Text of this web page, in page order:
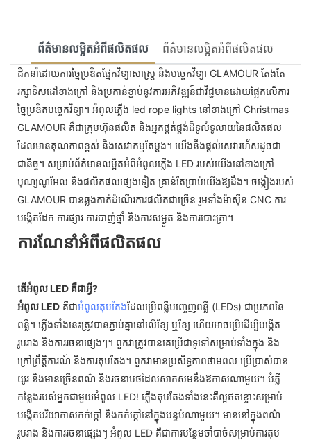
ព័ត៌មានលម្អិតអំពីផលិតផល ព័ត៌មានលម្អិតអំពីផលិតផល
ដឹកនាំដោយការច្នៃប្រឌិតផ្នែកវិទ្យាសាស្ត្រ និងបច្ចេកវិទ្យា GLAMOUR តែងតែ
រក្សាទិសដៅខាងក្រៅ និងប្រកាន់ខ្ជាប់នូវការអភិវឌ្ឍន៍ជាវិជ្ជមានដោយផ្អែកលើការ
ច្នៃប្រឌិតបច្ចេកវិទ្យា។ អំពូលភ្លើង led rope lights នៅខាងក្រៅ Christmas
GLAMOUR គឺជាក្រុមហ៊ុនផលិត និងអ្នកផ្គត់ផ្គង់ដ៏ទូលំទូលាយនៃផលិតផល
ដែលមានគុណភាពខ្ពស់ និងសេវាកម្មតែម្តង។ យើង​នឹង​ផ្តល់​សេវា​រហ័ស​ដូច​ជា​
ជានិច្ច។ សម្រាប់ព័ត៌មានលម្អិតអំពីអំពូលភ្លើង LED របស់យើងនៅខាងក្រៅ
បុណ្យណូអែល និងផលិតផលផ្សេងទៀត គ្រាន់តែប្រាប់យើងឱ្យដឹង។ ចង្កៀងរបស់
GLAMOUR បានឆ្លងកាត់ដំណើរការផលិតជាច្រើន រួមទាំងម៉ាស៊ីន CNC ការ
បង្កើតដែក ការផ្សារ ការបាញ់ថ្នាំ និងការសម្ងួត និងការបោះត្រា។
ការណែនាំអំពីផលិតផល
តើអំពូល LED គឺជាអ្វី?
អំពូល LED គឺជាអំពូលតុបតែងដែលប្រើពន្លឺបញ្ចេញពន្លឺ (LEDs) ជាប្រភពនៃ
ពន្លឺ។ ភ្លើងទាំងនេះត្រូវបានភ្ជាប់គ្នានៅលើខ្សែ ឬខ្សែ ហើយអាចប្រើដើម្បីបង្កើត
រូបរាង និងការរចនាផ្សេងៗ។ ពួកវាត្រូវបានគេប្រើជាទូទៅសម្រាប់ទាំងក្នុង និង
ក្រៅព្រឹត្តិការណ៍ និងការតុបតែង។ ពួកវាមានប្រសិទ្ធភាពថាមពល ប្រើប្រាស់បាន
យូរ និងមានច្រើនពណ៌ និងរចនាបថដែលសាកសមនឹងឱកាសណាមួយ។ បំភ្លឺ
កន្លែងរបស់អ្នកជាមួយអំពូល LED! ភ្លើងតុបតែងទាំងនេះគឺល្អឥតខ្ចោះសម្រាប់
បង្កើតបរិយាកាសកក់ក្ដៅ និងកក់ក្ដៅនៅក្នុងបន្ទប់ណាមួយ។ មាននៅក្នុងពណ៌
រូបរាង និងការរចនាផ្សេងៗ អំពូល LED គឺជាការបន្ថែមចាំបាច់សម្រាប់ការតុប